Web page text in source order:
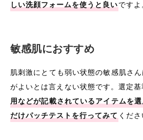
しい洗顔フォームを使うと良いですよ
敏感肌におすすめ
肌刺激にとても弱い状態の敏感肌さ
がよいとは言えない状態です。選定基
用などが記載されているアイテムを
だけパッチテストを行ってみて くださ